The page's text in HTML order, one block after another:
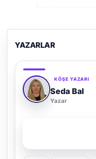
YAZARLAR
KÖŞE YAZARI
Adem Demir
Yazar